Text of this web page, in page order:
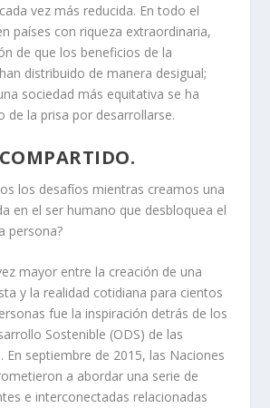
vez más reducida. En todo el
países con riqueza extraordinaria,
de que los beneficios de la
distribuido de manera desigual;
sociedad más equitativa se ha
de la prisa por desarrollarse.
los desafíos mientras creamos una
en el ser humano que desbloquea el
persona?
mayor entre la creación de una
y la realidad cotidiana para cientos
fue la inspiración detrás de los
Sostenible (ODS) de las
En septiembre de 2015, las Naciones
a abordar una serie de
e interconectadas relacionadas